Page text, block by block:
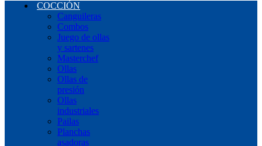
COCCIÓN
Canguileras
Combos
Juego de ollas
y sartenes
Masterchef
Ollas
Ollas de
presión
Ollas
industriales
Pailas
Planchas
asadoras